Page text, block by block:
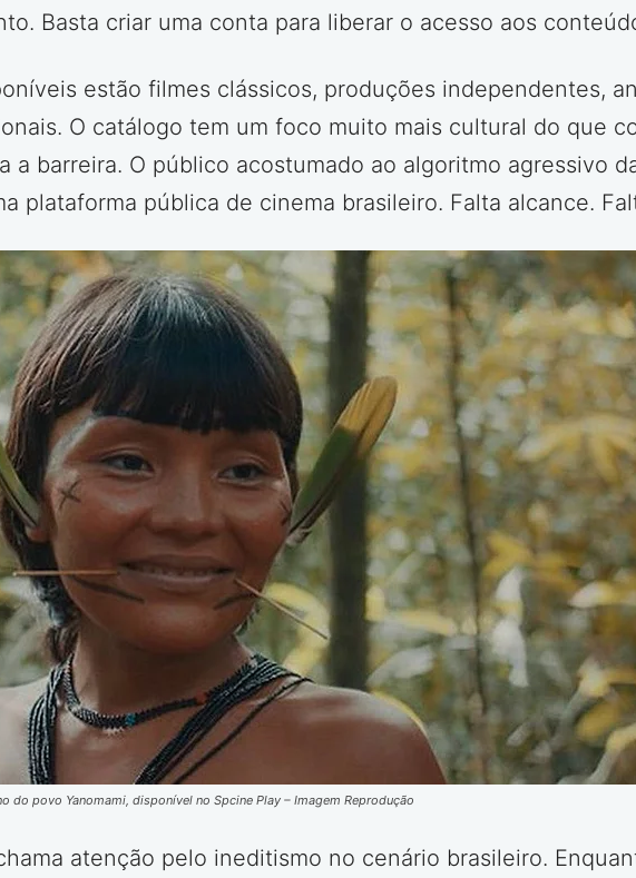
Basta criar uma conta para liberar o acesso aos
estão filmes clássicos, produções independentes,
O catálogo tem um foco muito mais cultural do que
a barreira. O público acostumado ao algoritmo agressivo
plataforma pública de cinema brasileiro. Falta alcance.
do povo Yanomami, disponível no Spcine Play – Imagem Reprodução
atenção pelo ineditismo no cenário brasileiro.